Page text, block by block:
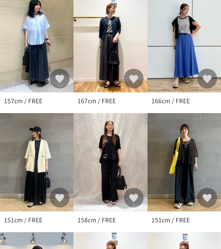
店舗へお問い合わせの際は、全国のgreen label relaxing各店舗ま
で下記の品名/品番をお申し付け下さい。
品名：CS DROPﾒﾀﾙｽﾗｲﾄﾞ/NL 品番：35336993082
157cm / FREE 167cm / FREE 166cm / FREE
151cm / FREE 158cm / FREE 151cm / FREE